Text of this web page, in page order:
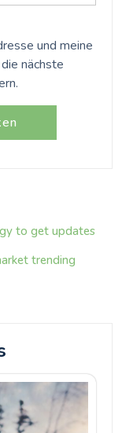
und meine
nächste
to get updates
trending